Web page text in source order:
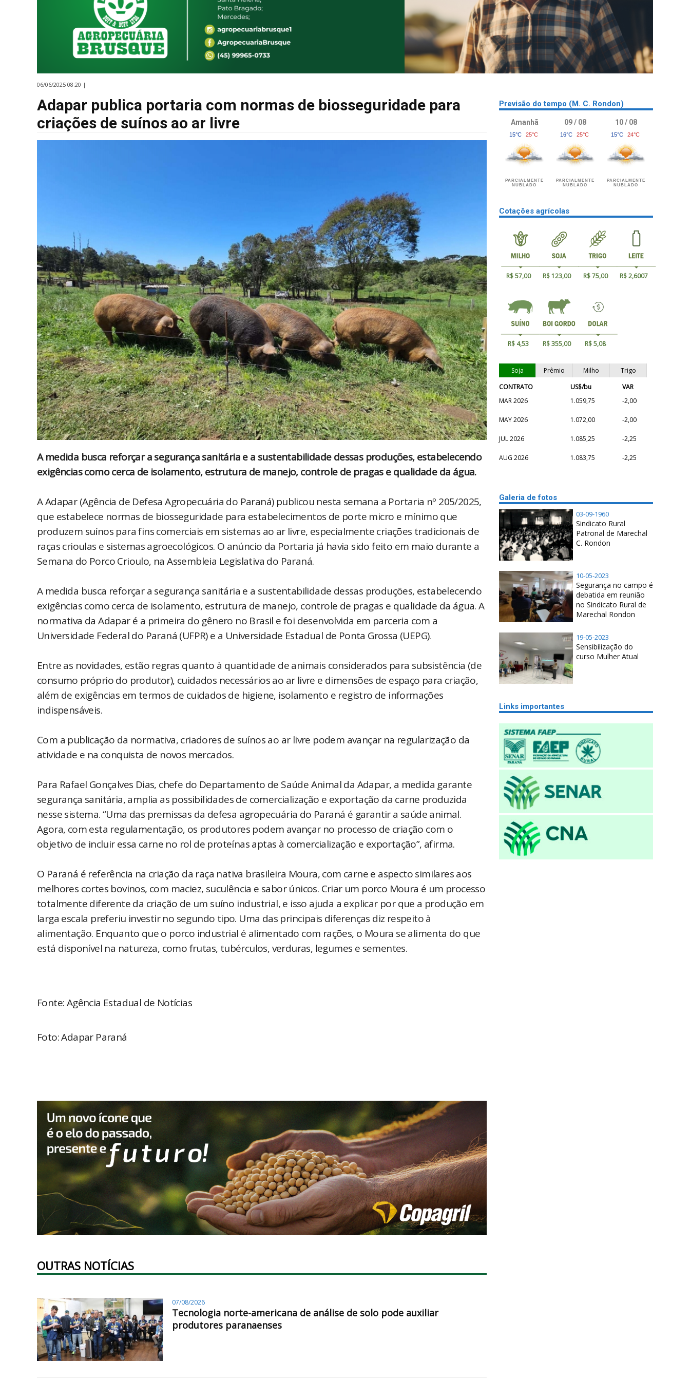
06/06/2025 08:20 |
Adapar publica portaria com normas de biosseguridade para
criações de suínos ao ar livre
A medida busca reforçar a segurança sanitária e a sustentabilidade dessas produções, estabelecendo
exigências como cerca de isolamento, estrutura de manejo, controle de pragas e qualidade da água.
A Adapar (Agência de Defesa Agropecuária do Paraná) publicou nesta semana a Portaria nº 205/2025,
que estabelece normas de biosseguridade para estabelecimentos de porte micro e mínimo que
produzem suínos para fins comerciais em sistemas ao ar livre, especialmente criações tradicionais de
raças crioulas e sistemas agroecológicos. O anúncio da Portaria já havia sido feito em maio durante a
Semana do Porco Crioulo, na Assembleia Legislativa do Paraná.
A medida busca reforçar a segurança sanitária e a sustentabilidade dessas produções, estabelecendo
exigências como cerca de isolamento, estrutura de manejo, controle de pragas e qualidade da água. A
normativa da Adapar é a primeira do gênero no Brasil e foi desenvolvida em parceria com a
Universidade Federal do Paraná (UFPR) e a Universidade Estadual de Ponta Grossa (UEPG).
Entre as novidades, estão regras quanto à quantidade de animais considerados para subsistência (de
consumo próprio do produtor), cuidados necessários ao ar livre e dimensões de espaço para criação,
além de exigências em termos de cuidados de higiene, isolamento e registro de informações
indispensáveis.
Com a publicação da normativa, criadores de suínos ao ar livre podem avançar na regularização da
atividade e na conquista de novos mercados.
Para Rafael Gonçalves Dias, chefe do Departamento de Saúde Animal da Adapar, a medida garante
segurança sanitária, amplia as possibilidades de comercialização e exportação da carne produzida
nesse sistema. “Uma das premissas da defesa agropecuária do Paraná é garantir a saúde animal.
Agora, com esta regulamentação, os produtores podem avançar no processo de criação com o
objetivo de incluir essa carne no rol de proteínas aptas à comercialização e exportação”, afirma.
O Paraná é referência na criação da raça nativa brasileira Moura, com carne e aspecto similares aos
melhores cortes bovinos, com maciez, suculência e sabor únicos. Criar um porco Moura é um processo
totalmente diferente da criação de um suíno industrial, e isso ajuda a explicar por que a produção em
larga escala preferiu investir no segundo tipo. Uma das principais diferenças diz respeito à
alimentação. Enquanto que o porco industrial é alimentado com rações, o Moura se alimenta do que
está disponível na natureza, como frutas, tubérculos, verduras, legumes e sementes.
Fonte: Agência Estadual de Notícias
Foto: Adapar Paraná
OUTRAS NOTÍCIAS
07/08/2026
Tecnologia norte-americana de análise de solo pode auxiliar
produtores paranaenses
Previsão do tempo (M. C. Rondon)
Amanhã
15°C 25°C
PARCIALMENTE
NUBLADO
09 / 08
16°C 25°C
PARCIALMENTE
NUBLADO
10 / 08
15°C 24°C
PARCIALMENTE
NUBLADO
Cotações agrícolas
R$ 57,00 R$ 123,00 R$ 75,00 R$ 2,6007
R$ 4,53 R$ 355,00 R$ 5,08
Soja Prêmio Milho
Trigo
CONTRATO
US$/bu
VAR
MAR 2026
1.059,75 -2,00
MAY 2026 1.072,00 -2,00
JUL 2026 1.085,25 -2,25
AUG 2026 1.083,75 -2,25
Galeria de fotos
03-09-1960
Sindicato Rural
Patronal de Marechal
C. Rondon
10-05-2023
Segurança no campo é
debatida em reunião
no Sindicato Rural de
Marechal Rondon
19-05-2023
Sensibilização do
curso Mulher Atual
Links importantes